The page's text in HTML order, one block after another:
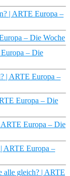
| ARTE Europa –
– Die Woche
– Die
| ARTE Europa –
Europa – Die
ARTE Europa – Die
ARTE Europa –
alle gleich? | ARTE